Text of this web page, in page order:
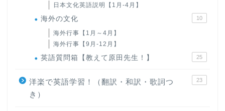
日本文化英語説明【1月-4月】
海外の文化 10
海外行事【1月～4月】
海外行事【9月-12月】
英語質問箱【教えて原田先生！】 25
洋楽で英語学習！（翻訳・和訳・歌詞つ
き）
23